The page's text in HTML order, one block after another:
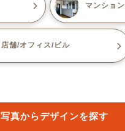
マンション
店舗/オフィス/ビル
写真からデザインを探す